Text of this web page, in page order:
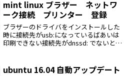
mint linux ブラザー ネットワ
ーク接続 プリンター 登録
ブラザーのドライバをインストールした
時に接続先がusb:になっているばあいは
印刷できない接続先がdnssd: でないとだ
めであるipp:とsmb...
ubuntu 16.04 自動アップデート